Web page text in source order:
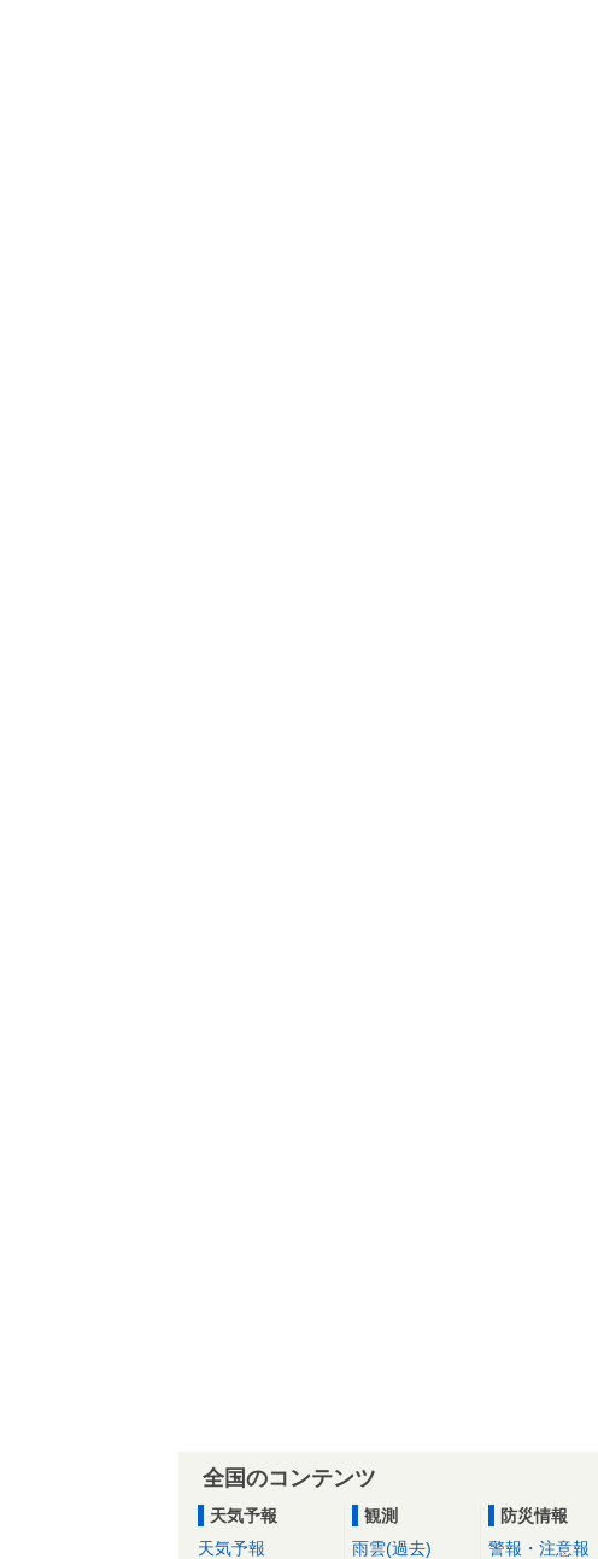
全国のコンテンツ
天気予報
天気予報
観測
雨雲(過去)
防災情報
警報・注意報